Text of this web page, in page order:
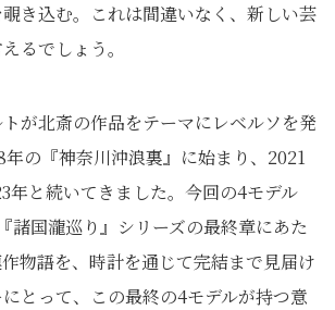
き込む。これは間違いなく、新しい芸
るでしょう。
が北斎の作品をテーマにレベルソを発
の『神奈川沖浪裏』に始まり、2021
年と続いてきました。今回の4モデル
諸国瀧巡り』シリーズの最終章にあた
物語を、時計を通じて完結まで見届け
とって、この最終の4モデルが持つ意